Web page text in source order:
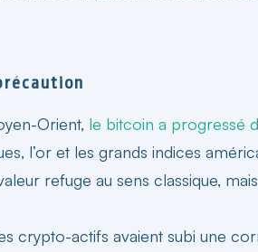
Orient, le bitcoin a progressé
l’or et les grands indices
refuge au sens classique,
crypto-actifs avaient subi une